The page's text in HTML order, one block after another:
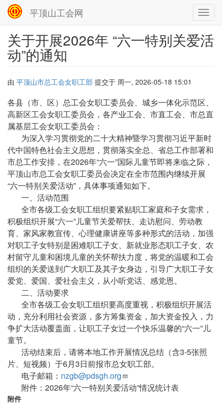
平顶山工会网
关于开展2026年 “六一特别关爱活
动”的通知
由 平顶山市总工会女职工部 提交于 周一, 2026-05-18 15:01
文
件
正
文
各县（市、区）总工会女职工委员会、城乡一体化示范区、
高新区工会女职工委员会，各产业工会、市直工会、市总直
属基层工会女职工委员会：
为深入学习贯彻党的二十大精神暨学习贯彻习近平新时
代中国特色社会主义思想，贯彻落实全总、省总工作部署和
市总工作安排，在2026年“六一”国际儿童节即将来临之际，
平顶山市总工会女职工委员会决定在全市范围内继续开展
“六一特别关爱活动”，具体事项通知如下。
一、活动范围
全市各级工会女职工组织要紧贴职工家庭和子女需求，
积极组织开展“六一”儿童节关爱帮扶、走访慰问、劳动教
育、家风家教宣传、心理健康讲座等多种形式的活动，加强
对职工子女特别是困难职工子女、新就业形态职工子女、农
村留守儿童和困境儿童的关怀帮扶力度，将党的温暖和工会
组织的关爱送到广大职工及其子女身边，引导广大职工子女
爱党、爱国、爱社会主义，从小听党话、感党恩。
二、活动要求
全市各级工会女职工组织要高度重视，积极组织开展活
动，充分利用社会资源，多方筹集资金，加大资金投入，力
争扩大活动覆盖面，让职工子女过一个快乐温馨的“六一”儿
童节。
活动结束后，请将本地工作开展情况总结（含3-5张照
片、短视频）于6月3日前报市总女职工部。
电子邮箱： nzgb@pdsgh.org
附件：2026年“六一特别关爱活动”情况统计表
附件